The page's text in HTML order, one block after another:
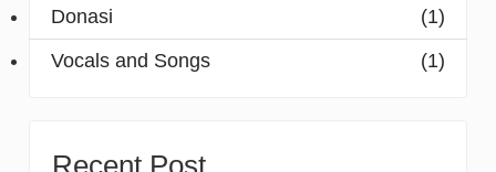
Donasi
(1)
Vocals and Songs
(1)